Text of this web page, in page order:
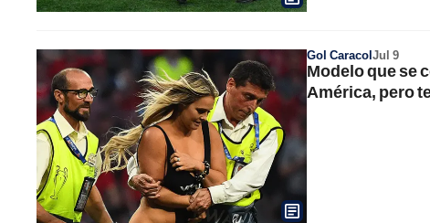
Gol CaracolJul 9
Modelo que se
América, pero